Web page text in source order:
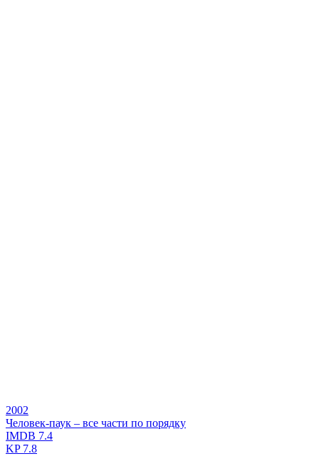
2002
Человек-паук – все части по порядку
IMDB 7.4
KP7.8